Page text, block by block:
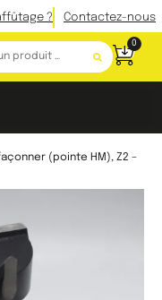
? Contactez-nous
0
(pointe HM), Z2 –